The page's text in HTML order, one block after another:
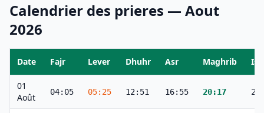
Calendrier des prieres — Aout
2026
Date Fajr Lever Dhuhr Asr Maghrib
01
Août
04:05 05:25 12:51 16:55 20:17